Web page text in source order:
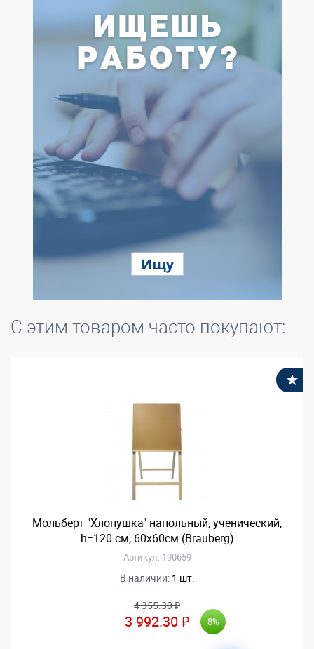
С этим товаром часто покупают:
Мольберт "Хлопушка" напольный, ученический,
h=120 см, 60х60см (Brauberg)
Артикул: 190659
В наличии: 1 шт.
4 355.30 ₽
3 992.30 ₽ 8%